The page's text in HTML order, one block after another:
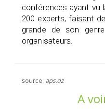
conférences ayant vu
200 experts, faisant
grande de son
organisateurs.
source: aps.dz
A